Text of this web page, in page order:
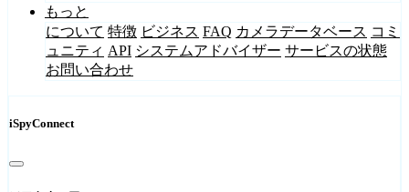
もっと
について 特徴 ビジネス FAQ カメラデータベース コミ
ュニティ API システムアドバイザー サービスの状態
お問い合わせ
iSpyConnect